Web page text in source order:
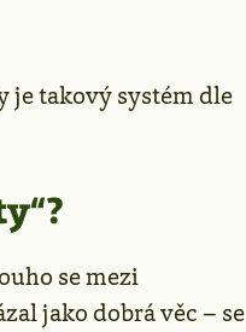
je takový systém dle
se mezi
jako dobrá věc – se